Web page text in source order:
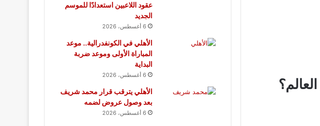
عقود اللاعبين استعدادًا للموسم
الجديد
6 أغسطس، 2026
الأهلي في الكونفدرالية.. موعد
المباراة الأولى وموعد ضربة
البداية
6 أغسطس، 2026
الأهلي يترقب قرار محمد شريف
بعد وصول عروض لضمه
6 أغسطس، 2026